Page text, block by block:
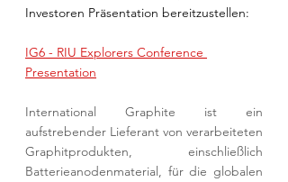
Investoren Präsentation bereitzustellen:
IG6 - RIU Explorers Conference
Presentation
International Graphite ist ein
aufstrebender Lieferant von verarbeiteten
Graphitprodukten, einschließlich
Batterieanodenmaterial, für die globalen